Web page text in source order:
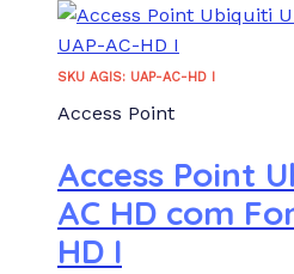
SKU AGIS: UAP-AC-HD I
Access Point
Access Point
AC HD com
HD I